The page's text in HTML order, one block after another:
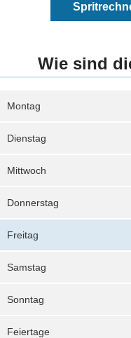
Wie sind
Montag
Dienstag
Mittwoch
Donnerstag
Freitag
Samstag
Sonntag
Feiertage